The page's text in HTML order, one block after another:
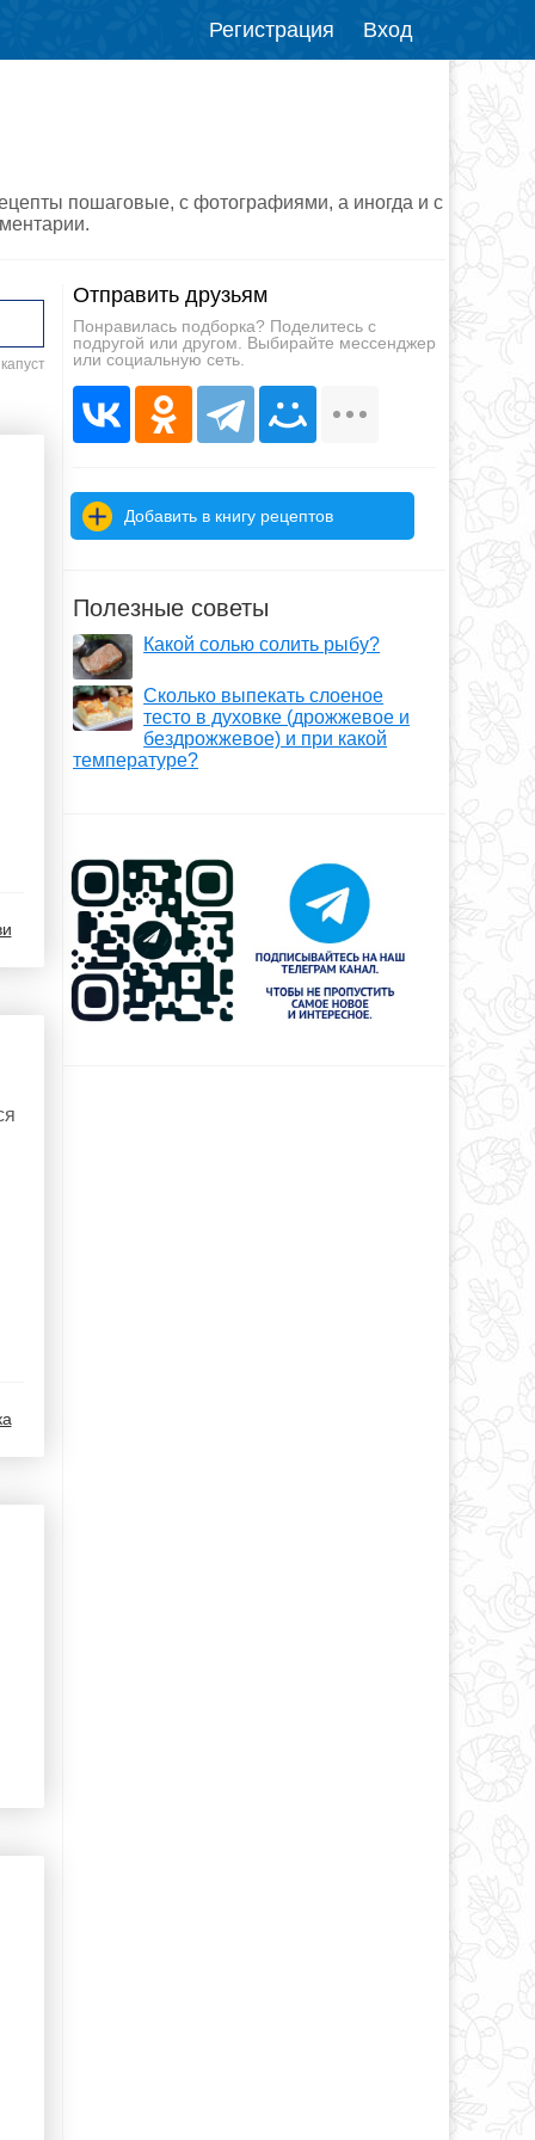
Регистрация Вход
пошаговые, с фотографиями, а иногда и с
Отправить друзьям
Понравилась подборка? Поделитесь с
подругой или другом. Выбирайте мессенджер
или социальную сеть.
Добавить в книгу рецептов
Полезные советы
Какой солью солить рыбу?
Сколько выпекать слоеное
тесто в духовке (дрожжевое и
бездрожжевое) и при какой
температуре?